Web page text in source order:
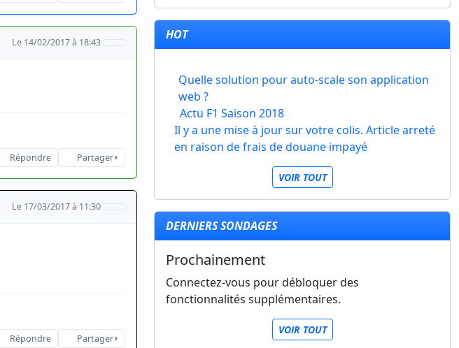
Le 14/02/2017 à 18:43
Répondre Partager
Le 17/03/2017 à 11:30
Répondre Partager
HOT
Quelle solution pour auto-scale son application
web ?
Actu F1 Saison 2018
Il y a une mise à jour sur votre colis. Article arreté
en raison de frais de douane impayé
VOIR TOUT
DERNIERS SONDAGES
Prochainement
Connectez-vous pour débloquer des
fonctionnalités supplémentaires.
VOIR TOUT